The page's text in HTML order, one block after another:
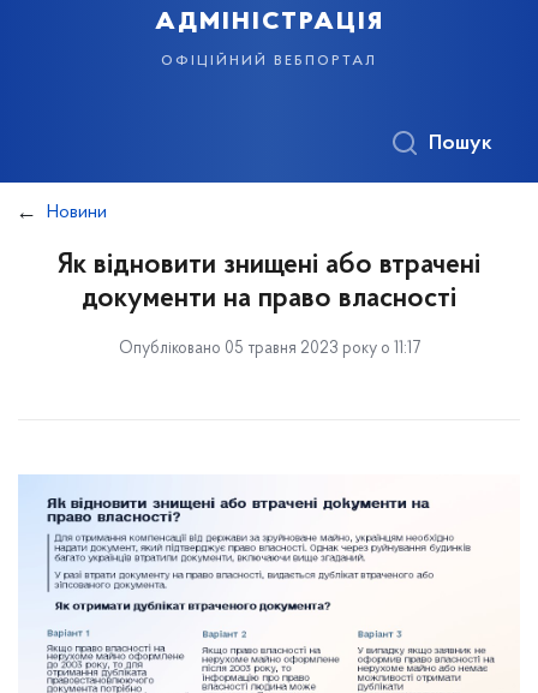
адміністрація
офіційний вебпортал
Пошук
Новини
Як відновити знищені або втрачені
документи на право власності
Опубліковано 05 травня 2023 року о 11:17